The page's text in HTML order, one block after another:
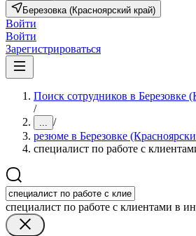
Березовка (Красноярский край)
Войти
Войти
Зарегистрироваться
Поиск сотрудников в Березовке
/
... /
резюме в Березовке
специалист по работе с
специалист по работе с клиентами в